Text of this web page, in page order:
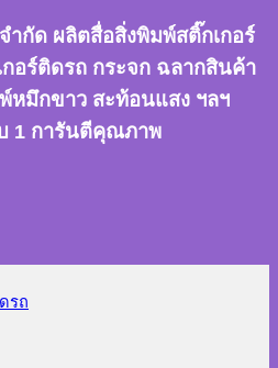
กัด ผลิตสื่อสิ่งพิมพ์สติ๊กเกอร์
อร์ติดรถ กระจก ฉลากสินค้า
หมึกขาว สะท้อนแสง ฯลฯ
1 การันตีคุณภาพ
รถ